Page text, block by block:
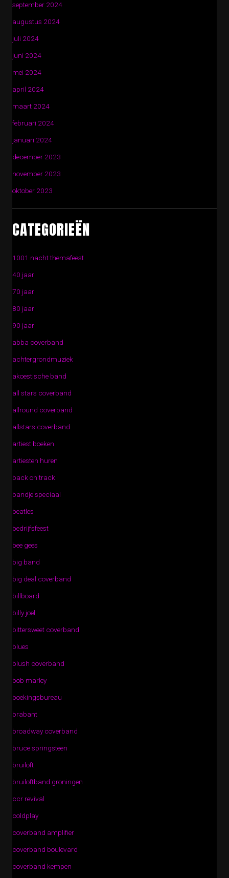
september 2024
augustus 2024
juli 2024
juni 2024
mei 2024
april 2024
maart 2024
februari 2024
januari 2024
december 2023
november 2023
oktober 2023
CATEGORIEËN
1001 nacht themafeest
40 jaar
70 jaar
80 jaar
90 jaar
abba coverband
achtergrondmuziek
akoestische band
all stars coverband
allround coverband
allstars coverband
artiest boeken
artiesten huren
back on track
bandje speciaal
beatles
bedrijfsfeest
bee gees
big band
big deal coverband
billboard
billy joel
bittersweet coverband
blues
blush coverband
bob marley
boekingsbureau
brabant
broadway coverband
bruce springsteen
bruiloft
bruiloftband groningen
ccr revival
coldplay
coverband amplifier
coverband boulevard
coverband kempen